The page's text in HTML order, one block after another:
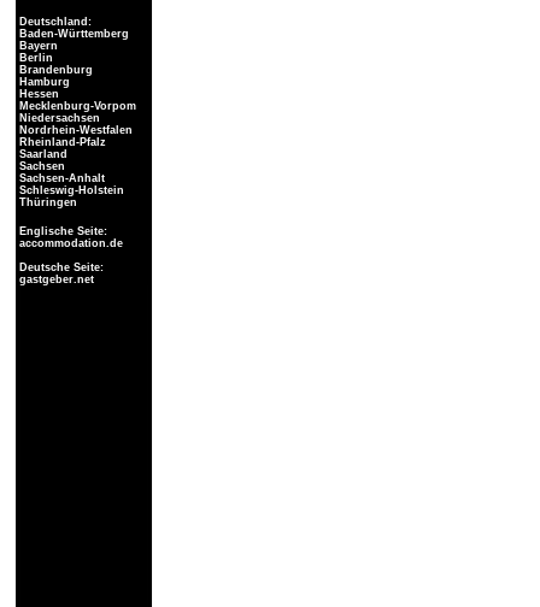
Deutschland:
Baden-Württemberg
Bayern
Berlin
Brandenburg
Hamburg
Hessen
Mecklenburg-Vorpom
Niedersachsen
Nordrhein-Westfalen
Rheinland-Pfalz
Saarland
Sachsen
Sachsen-Anhalt
Schleswig-Holstein
Thüringen
Englische Seite:
accommodation.de
Deutsche Seite:
gastgeber.net